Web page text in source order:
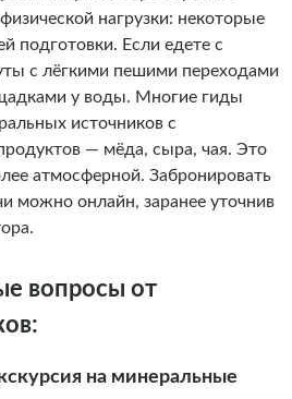
нагрузки: некоторые
подготовки. Если едете с
с лёгкими пешими переходами
у воды. Многие гиды
источников с
— мёда, сыра, чая. Это
атмосферной. Забронировать
можно онлайн, заранее уточнив
вопросы от
на минеральные